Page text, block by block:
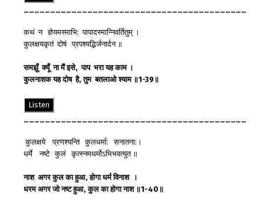
कथं न ज्ञेयमस्माभि: पापादस्मान्निवर्तितुम् ।
कुलक्षयकृतं दोषं प्रपश्यद्भिर्जनार्दन ॥
समझूँ क्यूँ ना मैं इसे,पाप भरा यह काम ।
कुलनाशक यह दोष है,तुम बतलाओ श्याम ॥1-39 ॥
Listen
कुलक्षये प्रणश्यन्ति कुलधर्मा: सनातना:।
धर्मे नष्टे कुलं कृत्स्नमधर्मोऽभिभवत्युत ॥
नाश अगर कुल का हुआ,होगा धर्म विनाश
।
धरम अगर जो नष्ट हुआ,कुल का होगा नाश ॥1-40 ॥